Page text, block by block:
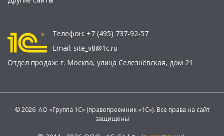
Телефон: +7 (495) 737-92-57
Email: site_v8@1c.ru
Отдел продаж: г. Москва, улица Селезнёвская, дом 21
© 2026 АО «Группа 1С» (правопреемник «1С»). Все права на сайт
защищены